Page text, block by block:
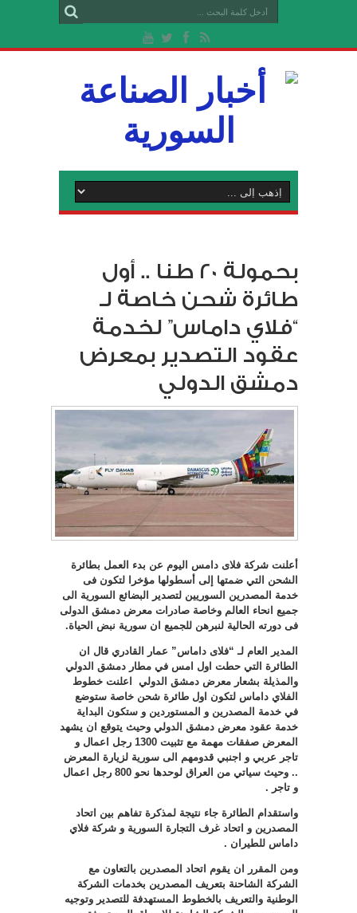
بحمولة 20 طنا .. أول
طائرة شحن خاصة لـ
“فلاي داماس” لخدمة
عقود التصدير بمعرض
دمشق الدولي
أعلنت شركة فلاى دامس اليوم عن بدء العمل بطائرة
الشحن التي ضمتها إلى أسطولها مؤخرا لتكون فى
خدمة المصدرين السوريين لتصدير البضائع السورية الى
جميع انحاء العالم وخاصة صادرات معرض دمشق الدولى
فى دورته الحالية لنبرهن للجميع ان سورية نبض الحياة.
المدير العام لـ “فلاى داماس” عمار القادري قال ان
الطائرة التي حطت اول امس في مطار دمشق الدولي
والمذيلة بشعار معرض دمشق الدولي اعلنت خطوط
الفلاي داماس لتكون اول طائرة شحن خاصة ستوضع
في خدمة المصدرين و المستوردين و ستكون البداية
خدمة عقود معرض دمشق الدولي وحيث يتوقع ان يشهد
المعرض صفقات مهمة مع تثبيت 1300 رجل اعمال و
تاجر عربي و اجنبي قدومهم الى سورية لزيارة المعرض
.. وحيث سياتي من العراق لوحدها نحو 800 رجل اعمال
و تاجر .
واستقدام الطائرة جاء نتيجة لمذكرة تفاهم بين اتحاد
المصدرين و اتحاد غرف التجارة السورية و شركة فلاي
داماس للطيران .
ومن المقرر ان يقوم اتحاد المصدرين بالتعاون مع
الشركة الشاحنة بتعريف المصدرين بخدمات الشركة
الوطنية والتعريف بالخطوط المستهدفة للتصدير وتوجيه